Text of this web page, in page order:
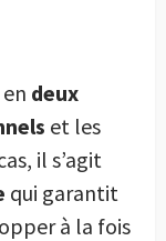
deux
et les
il s’agit
qui garantit
à la fois